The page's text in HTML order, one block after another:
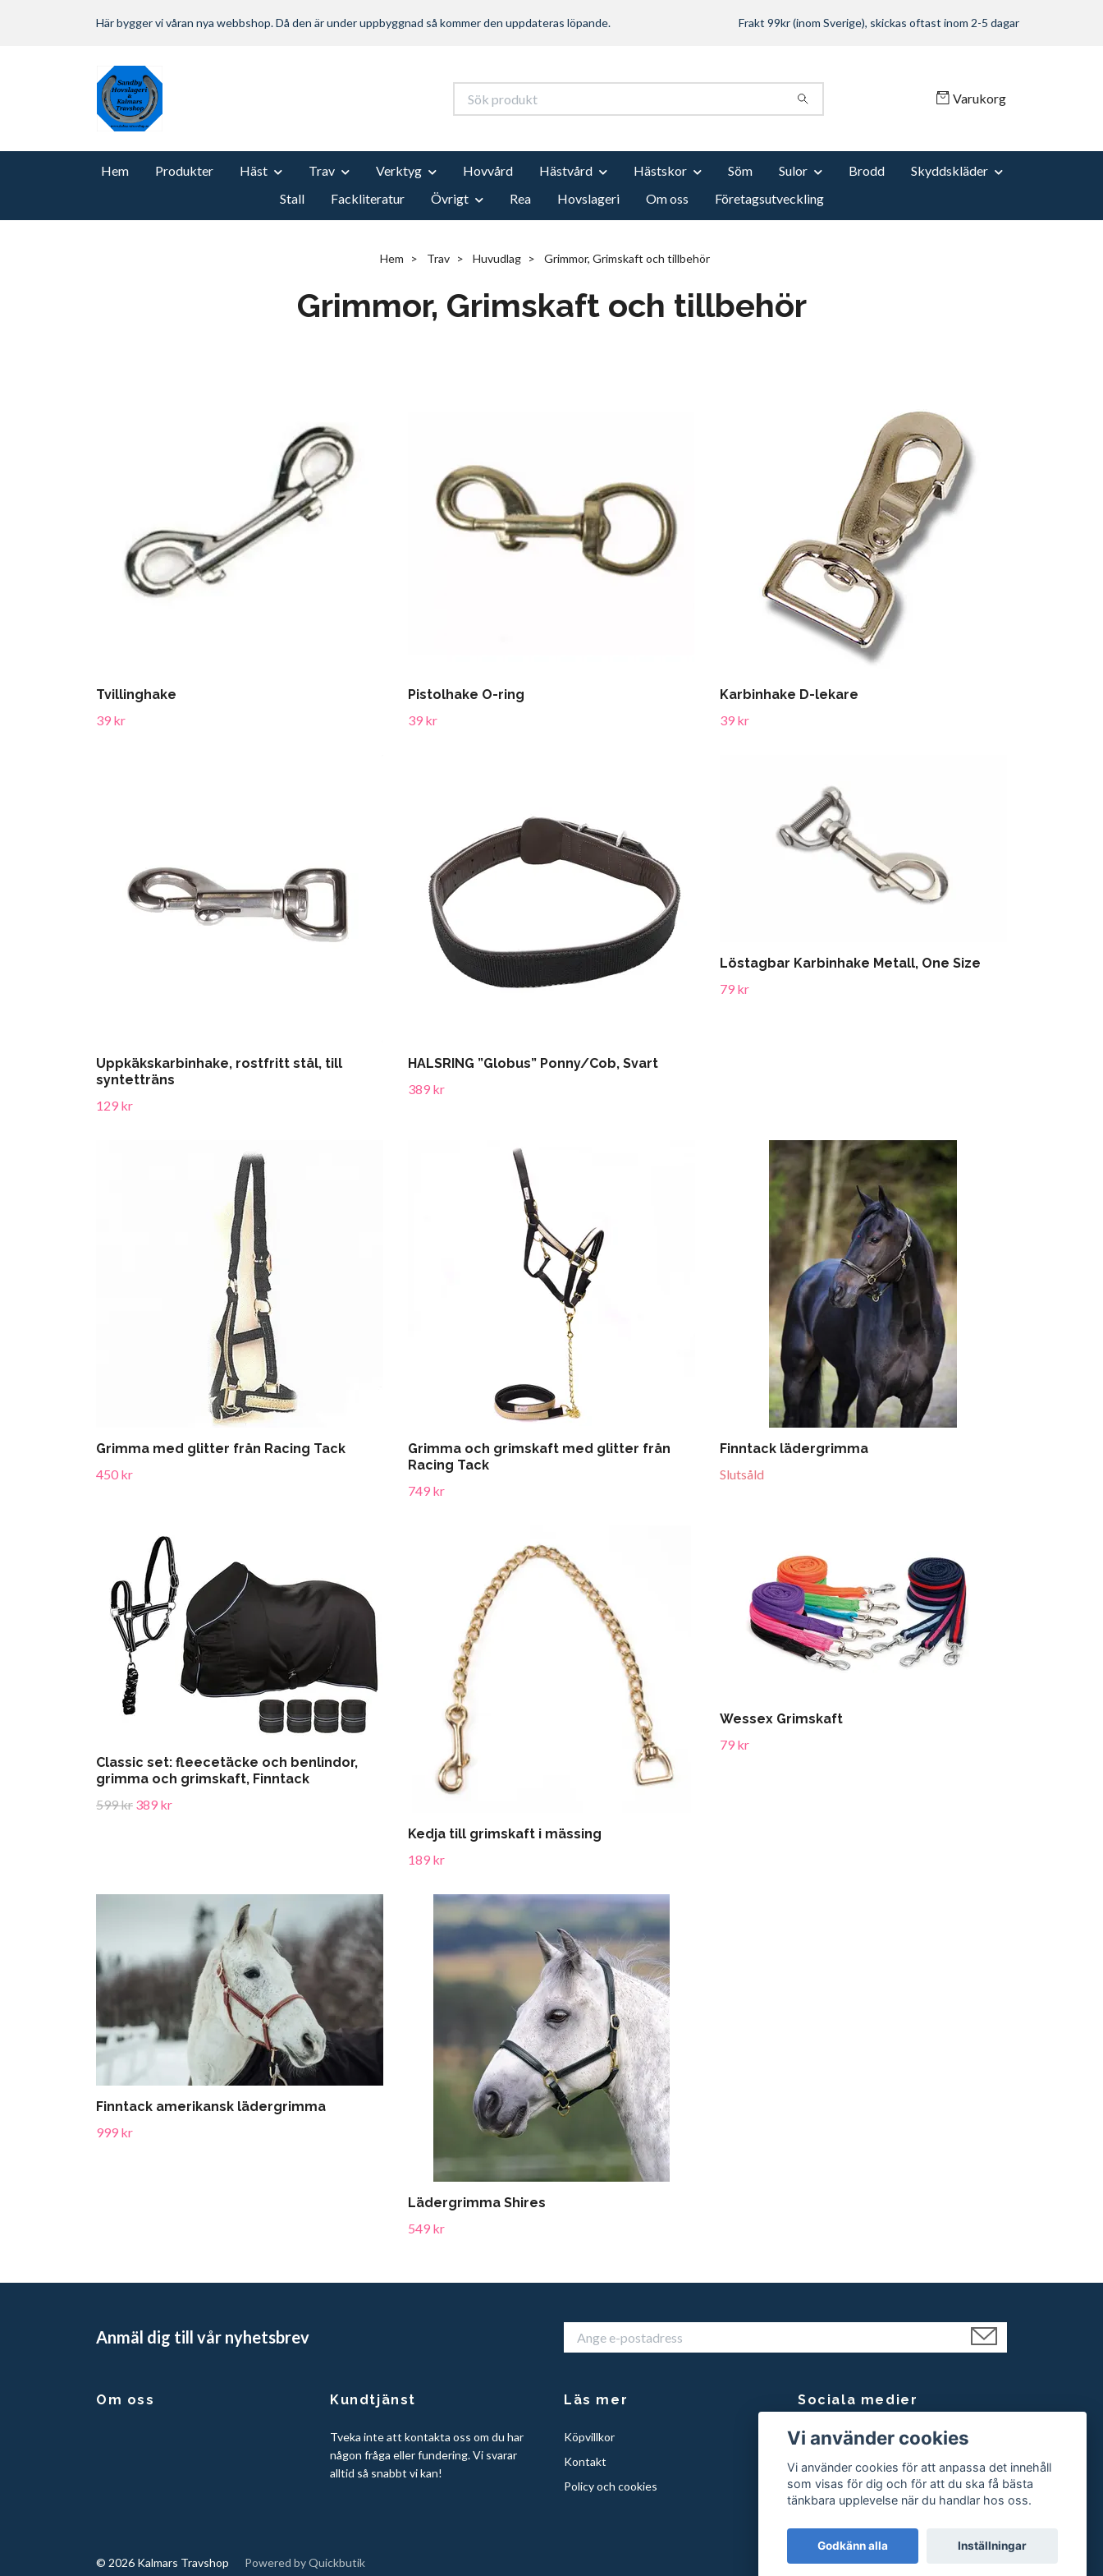
Här bygger vi våran nya webbshop. Då den är under uppbyggnad så kommer den uppdateras löpande. Frakt 99kr (inom Sverige), skickas oftast inom 2-5 dagar
Varukorg
Hem Produkter Häst Trav Verktyg Hovvård Hästvård Hästskor Söm Sulor Brodd
Skyddskläder
Stall
Fackliteratur Övrigt Rea Hovslageri Om oss Företagsutveckling
Hem Trav Huvudlag Grimmor, Grimskaft och tillbehör
Grimmor, Grimskaft och tillbehör
Tvillinghake
39 kr
Pistolhake O-ring
39 kr
Karbinhake D-lekare
39 kr
Uppkäkskarbinhake, rostfritt stål, till
syntetträns
129 kr
HALSRING ”Globus” Ponny/Cob, Svart
389 kr
Löstagbar Karbinhake Metall, One Size
79 kr
Grimma med glitter från Racing Tack
450 kr
Grimma och grimskaft med glitter från
Racing Tack
749 kr
Finntack lädergrimma
Slutsåld
Classic set: fleecetäcke och benlindor,
grimma och grimskaft, Finntack
599 kr 389 kr
Kedja till grimskaft i mässing
189 kr
Wessex Grimskaft
79 kr
Finntack amerikansk lädergrimma
999 kr
Lädergrimma Shires
549 kr
Anmäl dig till vår nyhetsbrev
Om oss Kundtjänst
Tveka inte att kontakta oss om du har
någon fråga eller fundering. Vi svarar
alltid så snabbt vi kan!
Läs mer
Köpvillkor
Kontakt
Policy och cookies
Sociala medier
Facebook
Instagram
© 2026 Kalmars Travshop Powered by Quickbutik
Vi använder cookies
Vi använder cookies för att anpassa det innehåll
som visas för dig och för att du ska få bästa
tänkbara upplevelse när du handlar hos oss.
Godkänn alla Inställningar